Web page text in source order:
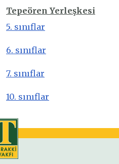
Tepeören Yerleşkesi
5. sınıflar
6. sınıflar
7. sınıflar
10. sınıflar